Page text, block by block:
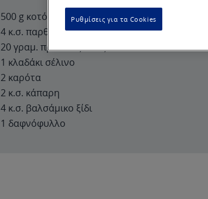
500 g κοτόπουλο
4 κ.σ. παρθένο ελαιόλαδο
20 γραμ. πράσινες ελιές
1 κλαδάκι σέλινο
2 καρότα
2 κ.σ. κάπαρη
4 κ.σ. βαλσάμικο ξίδι
1 δαφνόφυλλο
Ρυθμίσεις για τα Cookies